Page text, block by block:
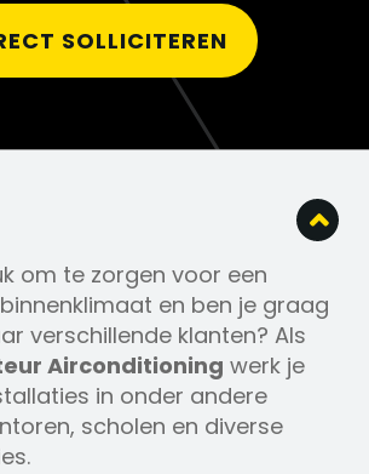
SOLLICITEREN
om te zorgen voor een
en ben je graag
verschillende klanten? Als
Airconditioning werk je
in onder andere
scholen en diverse